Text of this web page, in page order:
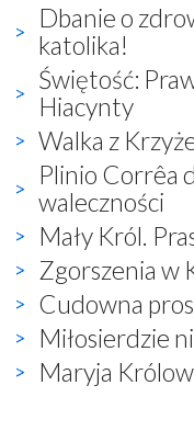
Dbanie o
katolika!
Świętość:
Hiacynty
Walka z
Plinio Corrêa
waleczności
Mały Król.
Zgorszenia w
Cudowna
Miłosierdzie
Maryja